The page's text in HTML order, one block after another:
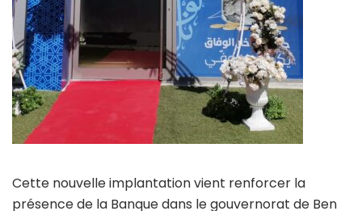
Cette nouvelle implantation vient renforcer la
présence de la Banque dans le gouvernorat de Ben